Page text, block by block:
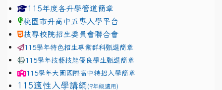
link to https://www.jhjhs.tyc.edu.tw/modules/
115年度各升學管道簡章
桃園市升高中五專入學平台
技專校院招生委員會聯合會
115學年特色招生專業群科甄選簡章
115學年技藝技能優良學生甄選簡章
115學年大園國際高中特招入學簡章
115適性入學講綱 (9年級適用)